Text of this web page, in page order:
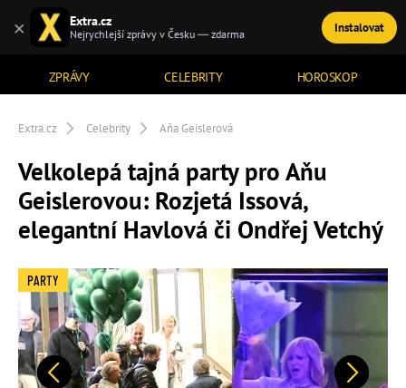
ZPRÁVY CELEBRITY HOROSKOP
TÉMATA
Extra.cz Celebrity Aňa Geislerová
Velkolepá tajná party pro Aňu
Geislerovou: Rozjetá Issová,
elegantní Havlová či Ondřej Vetchý
PARTY
× Extra.cz
Nejrychlejší zprávy v Česku — zdarma Instalovat